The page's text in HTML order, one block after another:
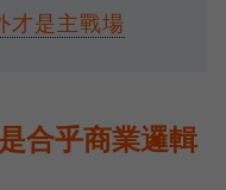
才是主戰場
合乎商業邏輯